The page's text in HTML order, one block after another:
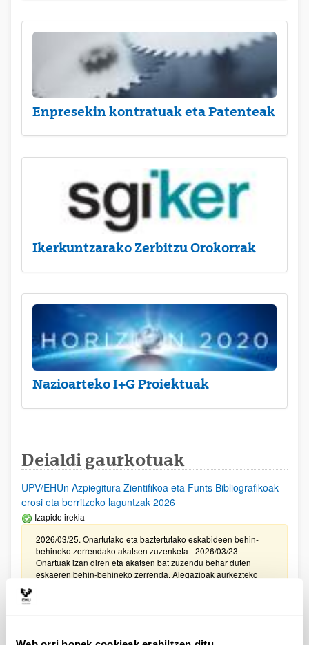
Enpresekin kontratuak eta Patenteak
Ikerkuntzarako Zerbitzu Orokorrak
Nazioarteko I+G Proiektuak
Deialdi gaurkotuak
UPV/EHUn Azpiegitura Zientifikoa eta Funts Bibliografikoak
erosi eta berritzeko laguntzak 2026
Izapide irekia
2026/03/25. Onartutako eta baztertutako eskabideen behin-
behineko zerrendako akatsen zuzenketa - 2026/03/23-
Onartuak izan diren eta akatsen bat zuzendu behar duten
eskaeren behin-behineko zerrenda. Alegazioak aurkezteko
Zientzia, Teknologia eta Berrikuntza arloetako kultura